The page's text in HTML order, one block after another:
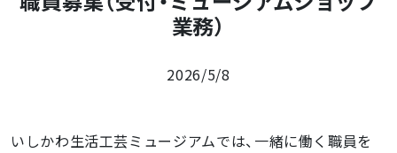
業務）
2026/5/8
いしかわ生活工芸ミュージアムでは、一緒に働く職員を